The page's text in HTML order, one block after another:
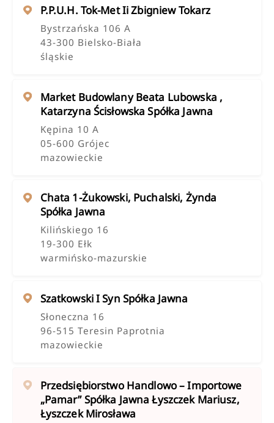
P.p.u.h. Tok-Met Ii Zbigniew Tokarz
Bystrzańska 106 A
43-300 Bielsko-Biała
śląskie
Market Budowlany Beata Lubowska ,
Katarzyna Ścisłowska Spółka Jawna
Kępina 10 A
05-600 Grójec
mazowieckie
Chata 1-Żukowski, Puchalski, Żynda
Spółka Jawna
Kilińskiego 16
19-300 Ełk
warmińsko-mazurskie
Szatkowski I Syn Spółka Jawna
Słoneczna 16
96-515 Teresin Paprotnia
mazowieckie
Przedsiębiorstwo Handlowo – Importowe
„pamar” Spółka Jawna Łyszczek Mariusz,
Łyszczek Mirosława